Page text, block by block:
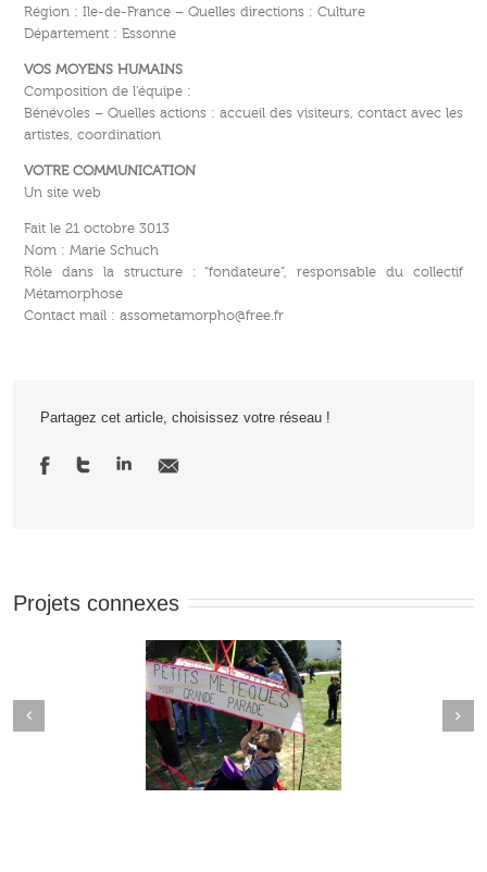
Région : Ile-de-France – Quelles directions : Culture
Département : Essonne
VOS MOYENS HUMAINS
Composition de l’équipe :
Bénévoles – Quelles actions : accueil des visiteurs, contact avec les
artistes, coordination
VOTRE COMMUNICATION
Un site web
Fait le 21 octobre 3013
Nom : Marie Schuch
Rôle dans la structure : “fondateure”, responsable du collectif
Métamorphose
Contact mail : assometamorpho@free.fr
Partagez cet article, choisissez votre réseau !
Projets connexes
Cuisine mode d’emploi(s)
Next